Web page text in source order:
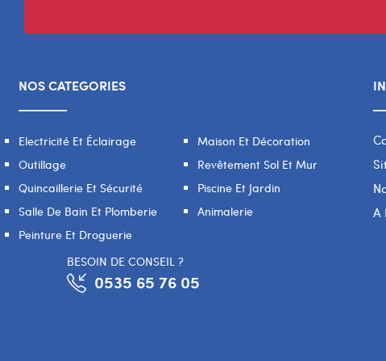
NOS CATEGORIES
Electricité Et Éclairage
Outillage
Quincaillerie Et Sécurité
Salle De Bain Et Plomberie
Peinture Et Droguerie
Maison Et Décoration
Revêtement Sol Et Mur
Piscine Et Jardin
Animalerie
BESOIN DE CONSEIL ?
0535 65 76 05
A